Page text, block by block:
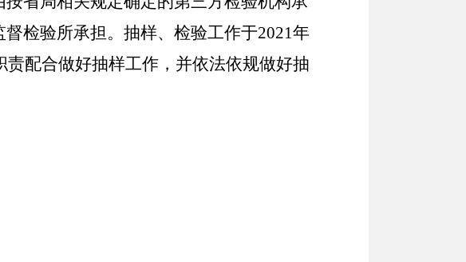
检验所承担。抽样、检验工作于2021年
配合做好抽样工作，并依法依规做好抽